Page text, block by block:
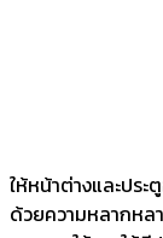
ให้หน้าต่างและปร
ด้วยความหลากห